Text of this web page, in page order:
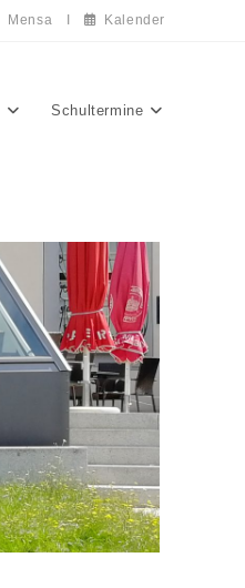
Mensa Kalender
Schultermine